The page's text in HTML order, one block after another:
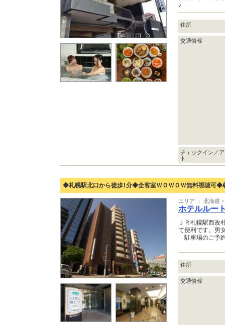
♪
住所
交通情報
チェックイン／
ト
◆札幌駅北口から徒歩1分◆全客室ＷＯＷＯＷ無料視聴可◆
エリア ： 北海道
ホテルルー
ＪＲ札幌駅西改
て便利です。男
駐車場のご予
住所
交通情報